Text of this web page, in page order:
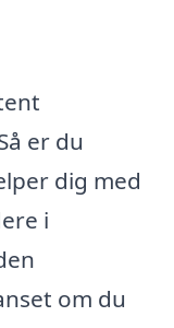
er du
dig med
i
om du